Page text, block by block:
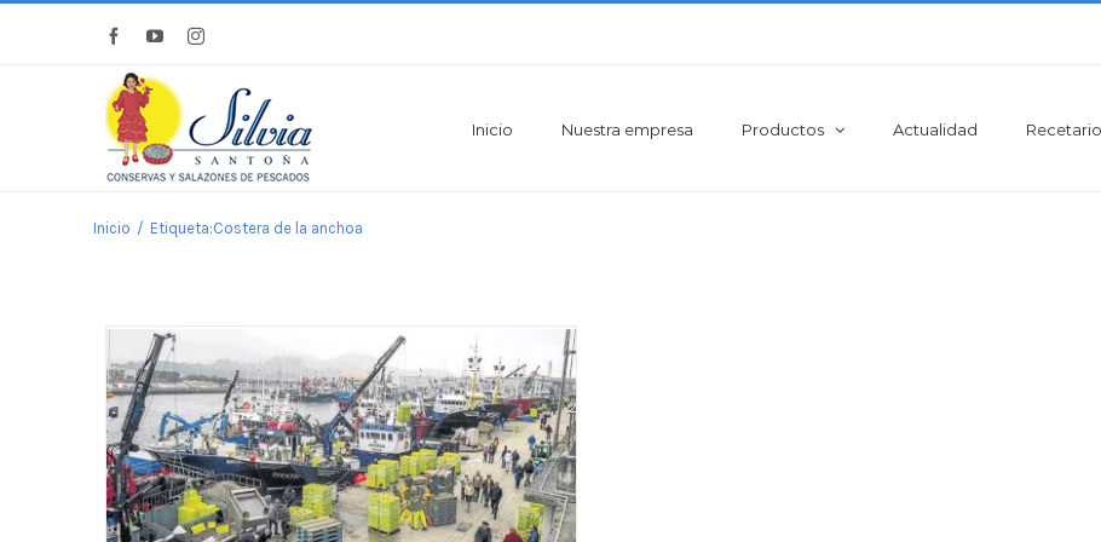
FacebookYouTubeInstagram
Inicio Nuestra empresa Productos Actualidad Recetario
Inicio / Etiqueta:Costera de la anchoa